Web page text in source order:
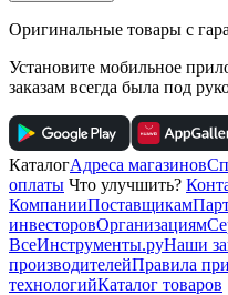
Оригинальные товары с
Установите мобильное
заказам всегда была под
КаталогАдреса магазинов
оплаты Что улучшить?
КомпанииПоставщикам
инвесторовОрганизациям
ВсеИнструменты.руНаши
производителейПравила
технологийКаталог товаров